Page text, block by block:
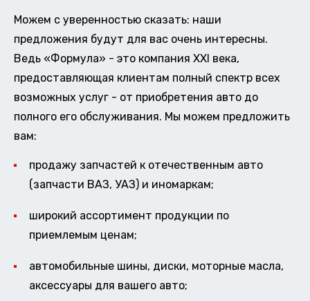
Можем с уверенностью сказать: наши
предложения будут для вас очень интересны.
Ведь «Формула» - это компания XXI века,
предоставляющая клиентам полный спектр всех
возможных услуг - от приобретения авто до
полного его обслуживания. Мы можем предложить
вам:
продажу запчастей к отечественным авто
(запчасти ВАЗ, УАЗ) и иномаркам;
широкий ассортимент продукции по
приемлемым ценам;
автомобильные шины, диски, моторные масла,
аксессуары для вашего авто;